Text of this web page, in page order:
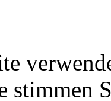
stimmen